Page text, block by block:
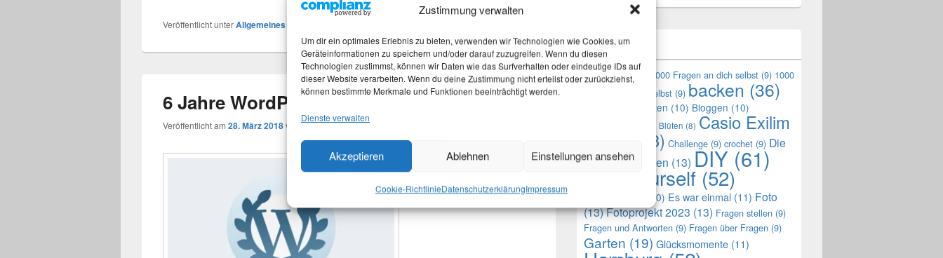
Zustimmung verwalten
Um dir ein optimales Erlebnis zu bieten, verwenden wir Technologien wie Cookies, um
Geräteinformationen zu speichern und/oder darauf zuzugreifen. Wenn du diesen
Technologien zustimmst, können wir Daten wie das Surfverhalten oder eindeutige IDs auf
dieser Website verarbeiten. Wenn du deine Zustimmung nicht erteilst oder zurückziehst,
können bestimmte Merkmale und Funktionen beeinträchtigt werden.
Dienste verwalten
Akzeptieren Ablehnen Einstellungen ansehen
Cookie-RichtlinieDatenschutzerklärungImpressum
Veröffentlicht unterAllgemeines
6 Jahre WordPress – Jubiläum
Veröffentlicht am 28. März 2018vonMartina
Themen
1000 Fragen(9) 1000 Fragen an dich selbst (9) 1000
Fragen an mich selbst (9) backen (36)
Blick in den Garten (10) Bloggen (10)
Blüten (8) Casio Exilim
(33) Challenge (9) crochet (9) Die
vier Jahreszeiten (13) DIY(61)
Do it yourself (52)
(10) Es war einmal (11) Foto
(13)Fotoprojekt 2023 (13) Fragen stellen (9)
Fragen und Antworten (9) Fragen über Fragen (9)
Garten (19) Glücksmomente (11)